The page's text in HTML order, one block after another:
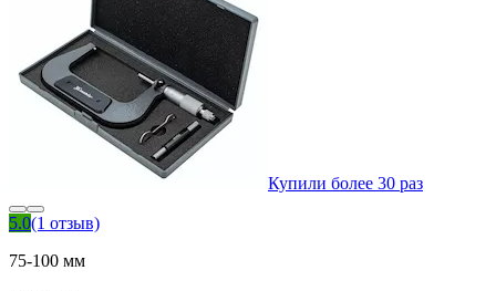
Купили более 30 раз
5.0(1 отзыв)
75-100 мм